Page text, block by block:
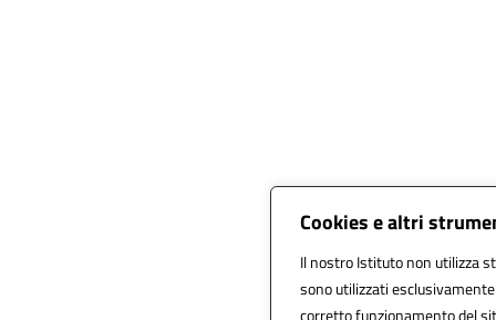
Cookies e altri
Il nostro Istituto non utilizza
sono utilizzati
corretto funzionamento del